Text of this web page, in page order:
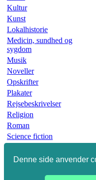
Denne side anvender
Kultur
Kunst
Lokalhistorie
Medicin, sundhed og
sygdom
Musik
Noveller
Opskrifter
Plakater
Rejsebeskrivelser
Religion
Roman
Science fiction
Slægtsbøger